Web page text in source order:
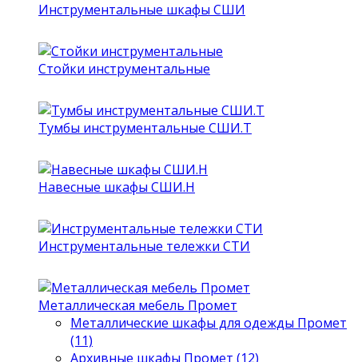
Инструментальные шкафы СШИ
Стойки инструментальные
Тумбы инструментальные СШИ.Т
Навесные шкафы СШИ.Н
Инструментальные тележки СТИ
Металлическая мебель Промет
Металлические шкафы для одежды Промет
(11)
Архивные шкафы Промет (12)